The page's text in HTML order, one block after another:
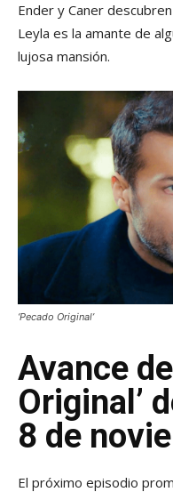
Ender y Caner
Leyla es la amante de
lujosa mansión.
‘Pecado Original’
Avance
Original’
8 de
El próximo episodio